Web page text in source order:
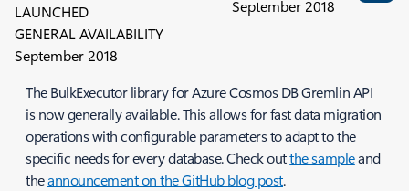
LAUNCHED
GENERAL AVAILABILITY
September 2018
September 2018
The BulkExecutor library for Azure Cosmos DB Gremlin API
is now generally available. This allows for fast data migration
operations with configurable parameters to adapt to the
specific needs for every database. Check outthe sampleand
theannouncement on the GitHub blog post.